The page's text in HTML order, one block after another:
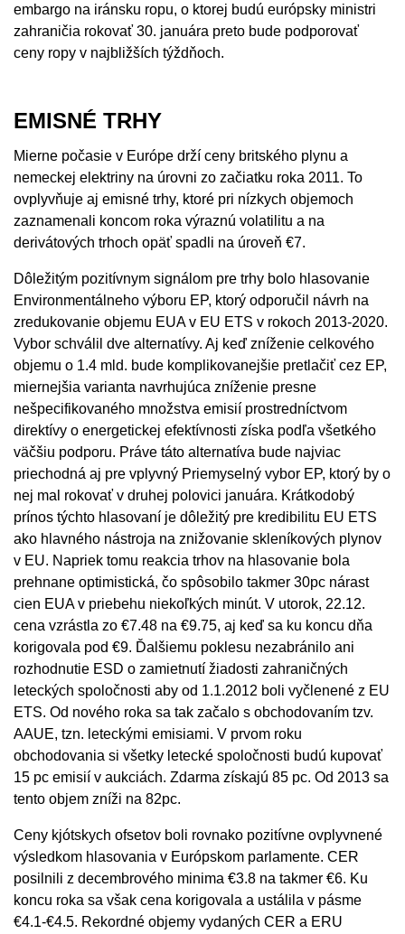
embargo na iránsku ropu, o ktorej budú európsky ministri
zahraničia rokovať 30. januára preto bude podporovať
ceny ropy v najbližších týždňoch.
EMISNÉ TRHY
Mierne počasie v Európe drží ceny britského plynu a
nemeckej elektriny na úrovni zo začiatku roka 2011. To
ovplyvňuje aj emisné trhy, ktoré pri nízkych objemoch
zaznamenali koncom roka výraznú volatilitu a na
derivátových trhoch opäť spadli na úroveň €7.
Dôležitým pozitívnym signálom pre trhy bolo hlasovanie
Environmentálneho výboru EP, ktorý odporučil návrh na
zredukovanie objemu EUA v EU ETS v rokoch 2013-2020.
Vybor schválil dve alternatívy. Aj keď zníženie celkového
objemu o 1.4 mld. bude komplikovanejšie pretlačiť cez EP,
miernejšia varianta navrhujúca zníženie presne
nešpecifikovaného množstva emisií prostredníctvom
direktívy o energetickej efektívnosti získa podľa všetkého
väčšiu podporu. Práve táto alternatíva bude najviac
priechodná aj pre vplyvný Priemyselný vybor EP, ktorý by o
nej mal rokovať v druhej polovici januára. Krátkodobý
prínos týchto hlasovaní je dôležitý pre kredibilitu EU ETS
ako hlavného nástroja na znižovanie skleníkových plynov
v EU. Napriek tomu reakcia trhov na hlasovanie bola
prehnane optimistická, čo spôsobilo takmer 30pc nárast
cien EUA v priebehu niekoľkých minút. V utorok, 22.12.
cena vzrástla zo €7.48 na €9.75, aj keď sa ku koncu dňa
korigovala pod €9. Ďalšiemu poklesu nezabránilo ani
rozhodnutie ESD o zamietnutí žiadosti zahraničných
leteckých spoločnosti aby od 1.1.2012 boli vyčlenené z EU
ETS. Od nového roka sa tak začalo s obchodovaním tzv.
AAUE, tzn. leteckými emisiami. V prvom roku
obchodovania si všetky letecké spoločnosti budú kupovať
15 pc emisií v aukciách. Zdarma získajú 85 pc. Od 2013 sa
tento objem zníži na 82pc.
Ceny kjótskych ofsetov boli rovnako pozitívne ovplyvnené
výsledkom hlasovania v Európskom parlamente. CER
posilnili z decembrového minima €3.8 na takmer €6. Ku
koncu roka sa však cena korigovala a ustálila v pásme
€4.1-€4.5. Rekordné objemy vydaných CER a ERU